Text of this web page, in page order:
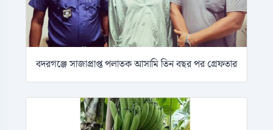
বদরগঞ্জে সাজাপ্রাপ্ত পলাতক আসামি তিন বছর পর গ্রেফতার